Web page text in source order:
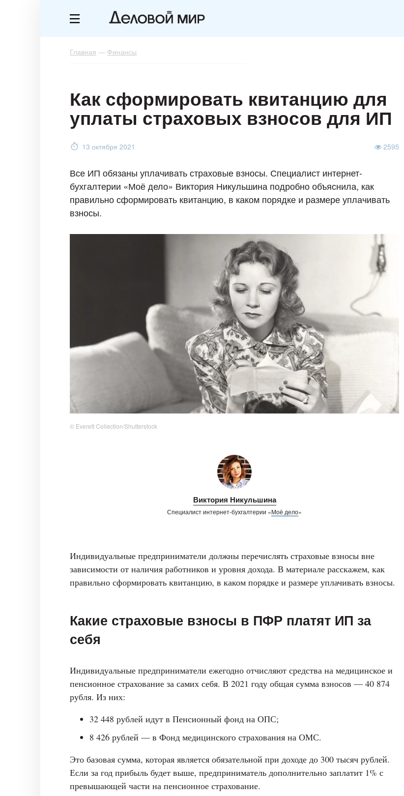
Главная — Финансы
Как сформировать квитанцию для
уплаты страховых взносов для ИП
13 октября 2021 2595
Все ИП обязаны уплачивать страховые взносы. Специалист интернет-
бухгалтерии «Моё дело» Виктория Никульшина подробно объяснила, как
правильно сформировать квитанцию, в каком порядке и размере уплачивать
взносы.
© Everett Collection/Shutterstock
Виктория Никульшина
Специалист интернет-бухгалтерии «Моё дело»
Индивидуальные предприниматели должны перечислять страховые взносы вне
зависимости от наличия работников и уровня дохода. В материале расскажем, как
правильно сформировать квитанцию, в каком порядке и размере уплачивать взносы.
Какие страховые взносы в ПФР платят ИП за
себя
Индивидуальные предприниматели ежегодно отчисляют средства на медицинское и
пенсионное страхование за самих себя. В 2021 году общая сумма взносов — 40 874
рубля. Из них:
32 448 рублей идут в Пенсионный фонд на ОПС;
8 426 рублей — в Фонд медицинского страхования на ОМС.
Это базовая сумма, которая является обязательной при доходе до 300 тысяч рублей.
Если за год прибыль будет выше, предприниматель дополнительно заплатит 1% с
превышающей части на пенсионное страхование.